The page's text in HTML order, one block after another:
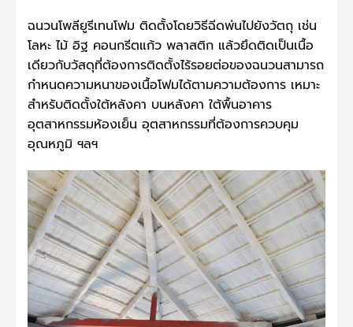
ฉนวนโพลียูรีเทนโฟม ติดตั้งโดยวิธีฉีดพ่นไปยังวัตถุ เช่น
โลหะ ไม้ อิฐ คอนกรีตแก้ว พลาสติก แล้วยึดติดเป็นเนื้อ
เดียวกับวัสดุที่ต้องการติดตั้งไร้รอยต่อของฉนวนสามารถ
กำหนดความหนาของเนื้อโฟมได้ตามความต้องการ เหมาะ
สำหรับติดตั้งใต้หลังคา บนหลังคา ใต้พื้นอาคาร
อุตสาหกรรมห้องเย็น อุตสาหกรรมที่ต้องการควบคุม
อุณหภูมิ ฯลฯ